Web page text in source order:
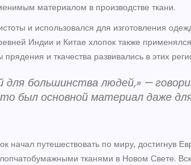
материалом в производстве ткани.
и использовался для изготовления
Индии и Китае хлопок также
и ткачества развивались в этих
для большинства людей,» —
был основной материал даже
начал путешествовать по миру, достигнув
тканями в Новом Свете.